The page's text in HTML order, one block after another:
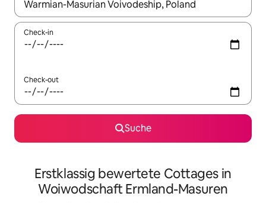
Wenn Ergebnisse verfügbar sind, navigiere mit den
Check-in
Check-out
Suche
Erstklassig bewertete Cottages in
Woiwodschaft Ermland-Masuren